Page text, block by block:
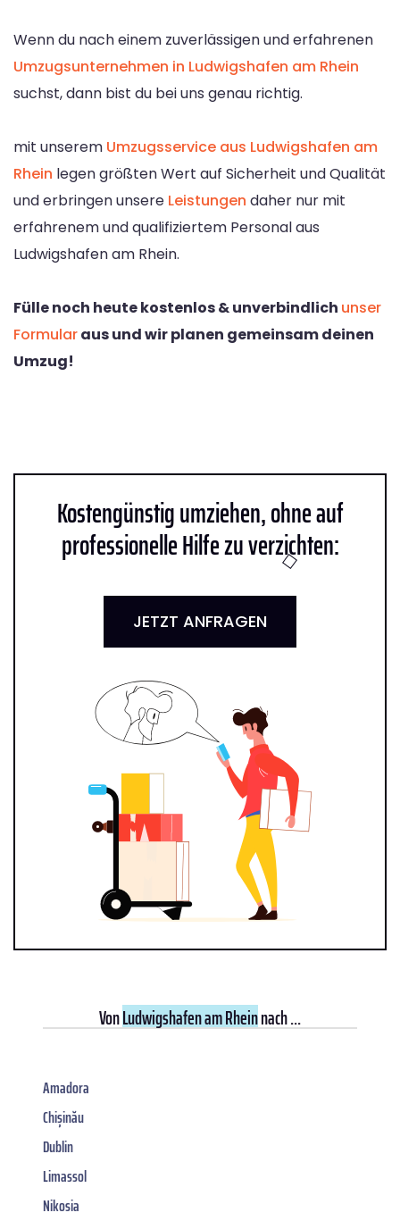
Wenn du nach einem zuverlässigen und erfahrenen
Umzugsunternehmen in Ludwigshafen am Rhein
suchst, dann bist du bei uns genau richtig.
mit unserem Umzugsservice aus Ludwigshafen am
Rhein legen größten Wert auf Sicherheit und Qualität
und erbringen unsere Leistungen daher nur mit
erfahrenem und qualifiziertem Personal aus
Ludwigshafen am Rhein.
Fülle noch heute kostenlos & unverbindlich unser
Formularaus und wir planen gemeinsam deinen
Umzug!
Kostengünstig umziehen, ohne auf
professionelle Hilfe zu verzichten:
JETZT ANFRAGEN
VonLudwigshafen am Rheinnach ...
Amadora
Chișinău
Dublin
Limassol
Nikosia